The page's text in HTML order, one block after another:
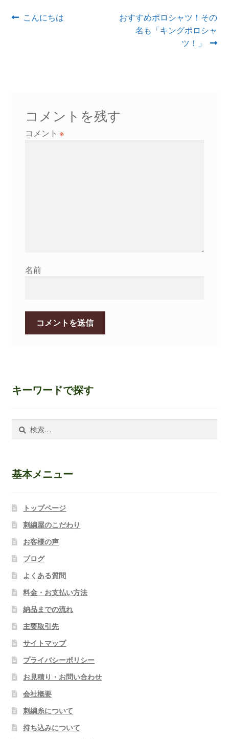
投
ー
シ
前
こんにちは
次
おすすめポロシャツ！その
名も「キングポロシャ
ツ！」
コメントを残す
コメント ※
名前
キーワードで探す
基本メニュー
トップページ
刺繍屋のこだわり
お客様の声
ブログ
よくある質問
料金・お支払い方法
納品までの流れ
主要取引先
サイトマップ
プライバシーポリシー
お見積り・お問い合わせ
会社概要
刺繍糸について
持ち込みについて